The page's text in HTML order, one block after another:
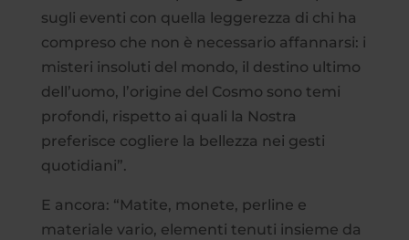
sugli eventi con quella leggerezza di chi ha
compreso che non è necessario affannarsi: i
misteri insoluti del mondo, il destino ultimo
dell’uomo, l’origine del Cosmo sono temi
profondi, rispetto ai quali la Nostra
preferisce cogliere la bellezza nei gesti
quotidiani”.
E ancora: “Matite, monete, perline e
materiale vario, elementi tenuti insieme da